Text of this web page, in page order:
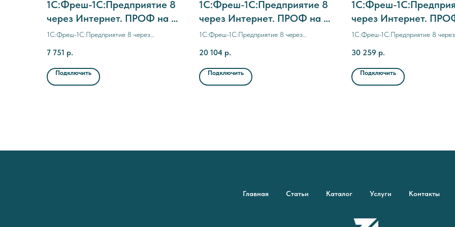
1C:Фреш-1C:Предприятие 8
через Интернет. ПРОФ на 1
месяц
1C:Фреш-1C:Предприятие 8 через
7 751 р.
Подключить
1C:Фреш-1C:Предприятие 8
через Интернет. ПРОФ на 3
месяца (с прерыванием
1C:Фреш-1C:Предприятие 8 через
прерыванием договора)
20 104 р.
Подключить
1C:Фреш-
через Интернет.
месяцев
1C:Фреш-1C:Предприятие 8 через
30 259 р.
Подключить
Главная Статьи Каталог Услуги Контакты